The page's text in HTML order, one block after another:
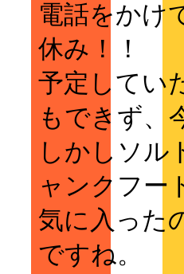
電話をかけ
休み！！
予定してい
もできず、
しかしソル
ャンクフー
気に入った
ですね。